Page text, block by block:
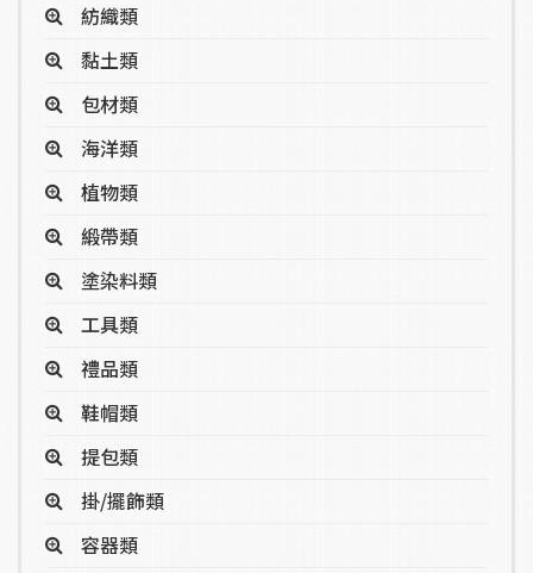
紡織類
黏土類
包材類
海洋類
植物類
緞帶類
塗染料類
工具類
禮品類
鞋帽類
提包類
掛/擺飾類
容器類